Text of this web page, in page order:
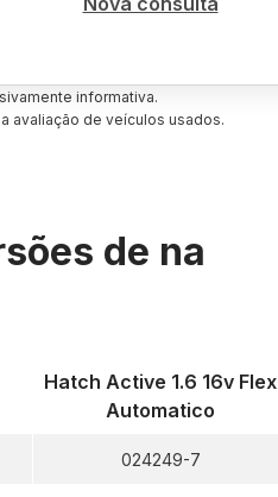
informativa.
avaliação de veículos usados.
de na
Hatch Active 1.6 16v Flex
Automatico
024249-7